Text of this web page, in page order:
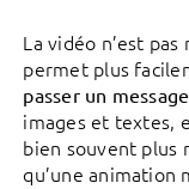
La vidéo n’est
permet plus
passer un
images et textes,
bien souvent plus
qu’une animation